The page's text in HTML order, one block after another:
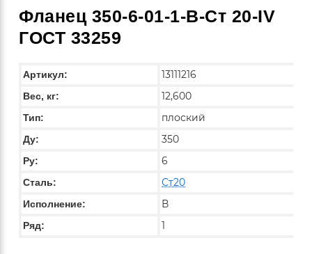
Фланец 350-6-01-1-B-Ст 20-IV
ГОСТ 33259
Артикул: 13111216
Вес, кг: 12,600
Тип: плоский
Ду: 350
Ру: 6
Сталь: Ст20
Исполнение: В
Ряд: 1